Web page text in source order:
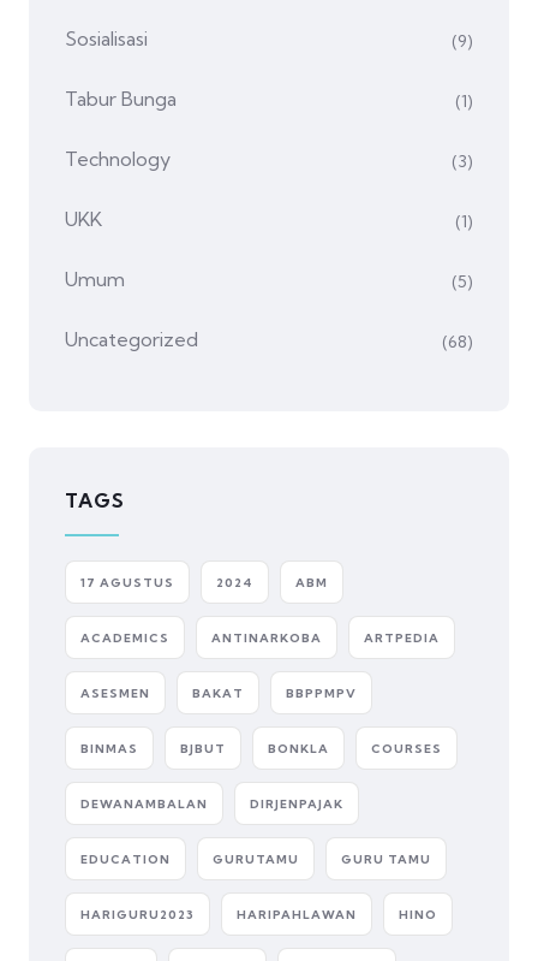
Sosialisasi (9)
Tabur Bunga (1)
Technology (3)
UKK (1)
Umum (5)
Uncategorized (68)
TAGS
17 AGUSTUS 2024 ABM
ACADEMICS ANTINARKOBA ARTPEDIA
ASESMEN BAKAT BBPPMPV
BINMAS BJBUT BONKLA COURSES
DEWANAMBALAN DIRJENPAJAK
EDUCATION GURUTAMU GURU TAMU
HARIGURU2023 HARIPAHLAWAN HINO